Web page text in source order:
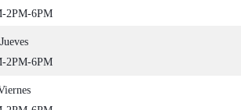
2PM-6PM
Jueves
2PM-6PM